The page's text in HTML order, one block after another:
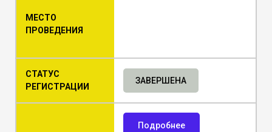
МЕСТО
ПРОВЕДЕНИЯ
СТАТУС
РЕГИСТРАЦИИ
ЗАВЕРШЕНА
Подробнее